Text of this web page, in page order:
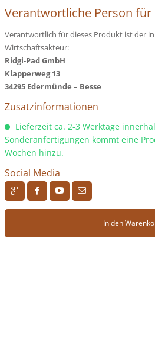
Verantwortliche Person für
Verantwortlich für dieses Produkt ist der in
Wirtschaftsakteur:
Ridgi-Pad GmbH
Klapperweg 13
34295 Edermünde – Besse
Zusatzinformationen
Lieferzeit ca. 2-3 Werktage
Sonderanfertigungen kommt eine
Wochen hinzu.
Social Media
R H F J
In den